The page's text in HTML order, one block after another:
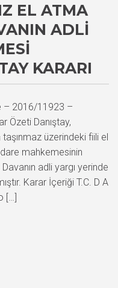
EL ATMA
ADLI
KARARI
– 2016/11923 –
Özeti Danıştay,
üzerindeki fiili el
mahkemesinin
adli yargı yerinde
Karar İçeriği T.C. D A
[…]